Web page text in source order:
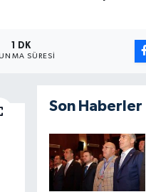
1 DK
SÜRESI
Son Haberler